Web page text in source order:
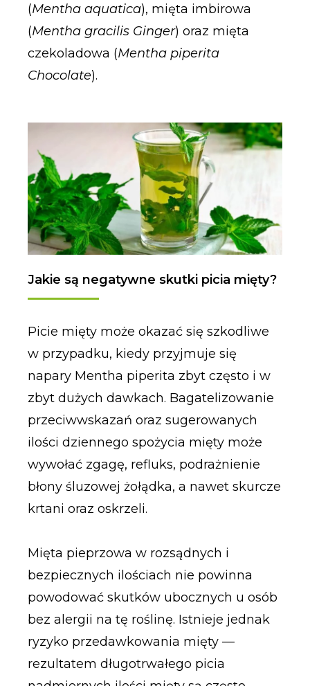
(Mentha aquatica), mięta imbirowa
(Mentha gracilis Ginger) oraz mięta
czekoladowa (Mentha piperita
Chocolate).
Jakie są negatywne skutki picia mięty?
Picie mięty może okazać się szkodliwe
w przypadku, kiedy przyjmuje się
napary Mentha piperita zbyt często i w
zbyt dużych dawkach. Bagatelizowanie
przeciwwskazań oraz sugerowanych
ilości dziennego spożycia mięty może
wywołać zgagę, refluks, podrażnienie
błony śluzowej żołądka, a nawet skurcze
krtani oraz oskrzeli.
Mięta pieprzowa w rozsądnych i
bezpiecznych ilościach nie powinna
powodować skutków ubocznych u osób
bez alergii na tę roślinę. Istnieje jednak
ryzyko przedawkowania mięty —
rezultatem długotrwałego picia